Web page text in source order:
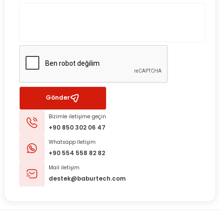
Gönder
Bizimle iletişime geçin
+90 850 302 06 47
Whatsapp İletişim
+90 554 558 82 82
Mail iletişim
destek@baburtech.com